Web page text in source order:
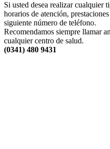
Si usted desea realizar cualquier
horarios de atención,
siguiente número de teléfono.
Recomendamos siempre llamar
cualquier centro de salud.
(0341) 480 9431